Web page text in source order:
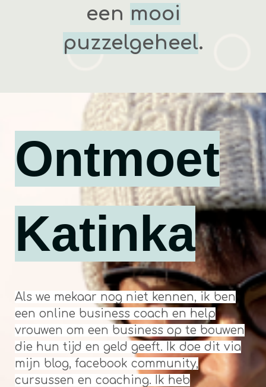
een mooi
puzzelgeheel.
Ontmoet
Katinka
Als we mekaar nog niet kennen, ik ben
een online business coach en help
vrouwen om een business op te bouwen
die hun tijd en geld geeft. Ik doe dit via
mijn blog, facebook community,
cursussen en coaching. Ik heb